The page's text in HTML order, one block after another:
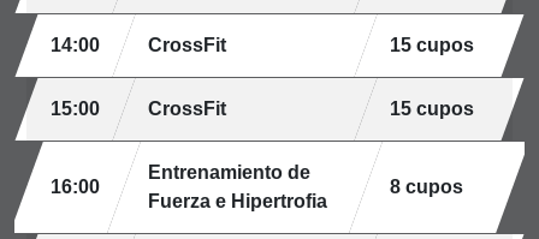
14:00 CrossFit 15 cupos
15:00 CrossFit 15 cupos
16:00
Entrenamiento de
Fuerza e Hipertrofia
8 cupos